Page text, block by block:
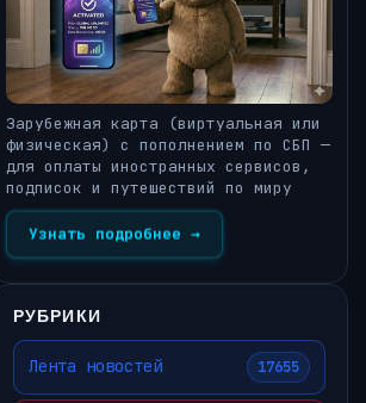
Зарубежная карта (виртуальная или
физическая) с пополнением по СБП —
для оплаты иностранных сервисов,
подписок и путешествий по миру
Узнать подробнее →
РУБРИКИ
Лента новостей 17655